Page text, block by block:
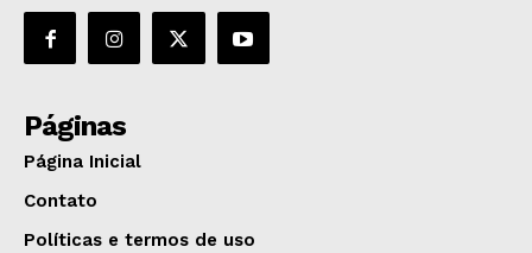
Páginas
Página Inicial
Contato
Políticas e termos de uso